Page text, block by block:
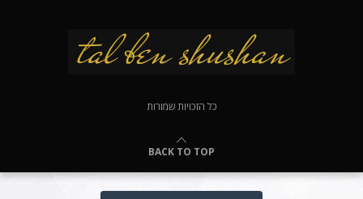
כל הזכויות שמורות
BACK TO TOP